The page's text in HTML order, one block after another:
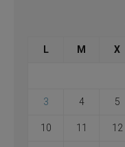
L M X
3 4 5
10 11 12